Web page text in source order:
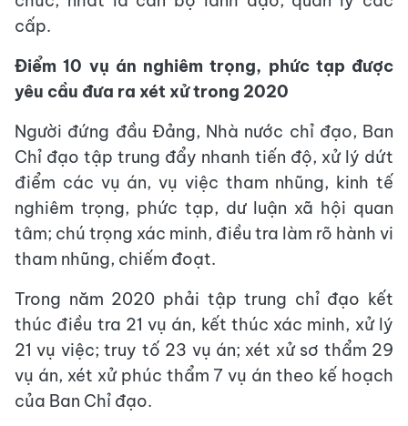
cấp.
Điểm 10 vụ án nghiêm trọng, phức tạp được
yêu cầu đưa ra xét xử trong 2020
Người đứng đầu Đảng, Nhà nước chỉ đạo, Ban
Chỉ đạo tập trung đẩy nhanh tiến độ, xử lý dứt
điểm các vụ án, vụ việc tham nhũng, kinh tế
nghiêm trọng, phức tạp, dư luận xã hội quan
tâm; chú trọng xác minh, điều tra làm rõ hành vi
tham nhũng, chiếm đoạt.
Trong năm 2020 phải tập trung chỉ đạo kết
thúc điều tra 21 vụ án, kết thúc xác minh, xử lý
21 vụ việc; truy tố 23 vụ án; xét xử sơ thẩm 29
vụ án, xét xử phúc thẩm 7 vụ án theo kế hoạch
của Ban Chỉ đạo.